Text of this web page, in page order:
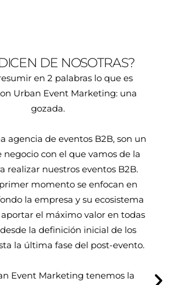
DE NOSOTRAS?
en 2 palabras lo que es
Urban Event Marketing: una
gozada.
agencia de eventos B2B, son un
negocio con el que vamos de la
realizar nuestros eventos B2B.
momento se enfocan en
la empresa y su ecosistema
el máximo valor en todas
desde la definición inicial de los
la última fase del post-evento.
Event Marketing tenemos la